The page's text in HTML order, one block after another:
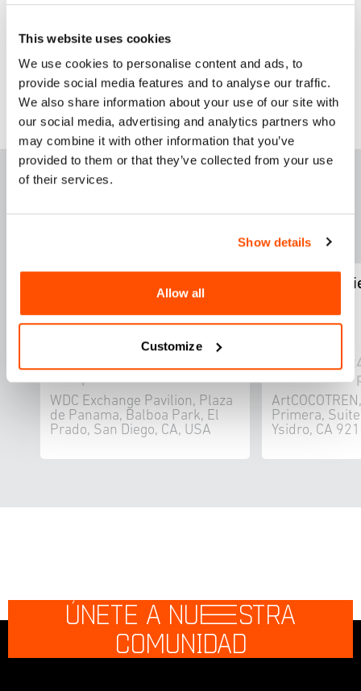
This website uses cookies
We use cookies to personalise content and ads, to
provide social media features and to analyse our traffic.
We also share information about your use of our site with
our social media, advertising and analytics partners who
may combine it with other information that you’ve
provided to them or that they’ve collected from your use
of their services.
Show details
Allow all
Customize
Para más información:Instagram
DESTACADOS ESTA
SEMANA
6:00 pm
WDC Exchange Pavilion, Plaza
de Panama, Balboa Park, El
Prado, San Diego, CA, USA
46
mié 2 oct
2024 • 12:00
Primera,
Ysidro, CA
ÚNETE A NUESTRA
COMUNIDAD